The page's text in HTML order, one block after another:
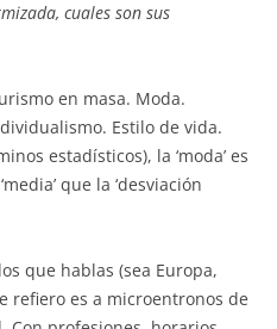
cuales son sus
en masa. Moda.
Estilo de vida.
estadísticos), la ‘moda’ es
que la ‘desviación
que hablas (sea Europa,
refiero es a microentronos de